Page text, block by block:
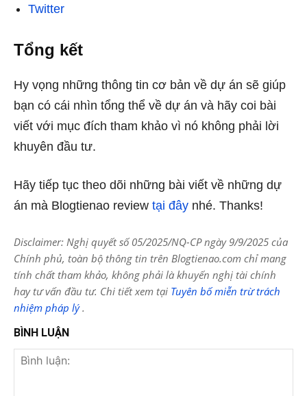
Twitter
Tổng kết
Hy vọng những thông tin cơ bản về dự án sẽ giúp
bạn có cái nhìn tổng thể về dự án và hãy coi bài
viết với mục đích tham khảo vì nó không phải lời
khuyên đầu tư.
Hãy tiếp tục theo dõi những bài viết về những dự
án mà Blogtienao review tại đây nhé. Thanks!
Disclaimer: Nghị quyết số 05/2025/NQ-CP ngày 9/9/2025 của
Chính phủ, toàn bộ thông tin trên Blogtienao.com chỉ mang
tính chất tham khảo, không phải là khuyến nghị tài chính
hay tư vấn đầu tư. Chi tiết xem tại Tuyên bố miễn trừ trách
nhiệm pháp lý.
BÌNH LUẬN